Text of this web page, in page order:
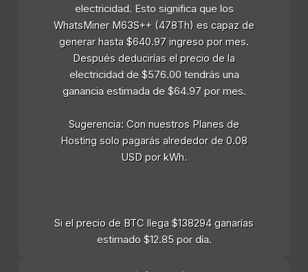
electricidad. Esto significa que los
WhatsMiner M63S++ (478Th) es capaz de
generar hasta $640.97 ingreso por mes.
Después deducirías el precio de la
electricidad de $576.00 tendrás una
ganancia estimada de $64.97 por mes.
Sugerencia: Con nuestros Planes de
Hosting solo pagarás alrededor de 0.08
USD por kWh.
Si el precio de BTC llega $138294 ganarías
estimado $12.85 por día.